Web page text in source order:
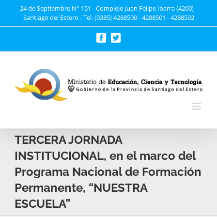
24 de Septiembre N° 151 - Complejo Juan Felipe Ibarra (4200) -
Santiago del Estero - Tel. (0385) 4288500 - 4288501 - 4288502
FacebookTwitter
TERCERA JORNADA
INSTITUCIONAL, en el marco del
Programa Nacional de Formación
Permanente, “NUESTRA
ESCUELA”